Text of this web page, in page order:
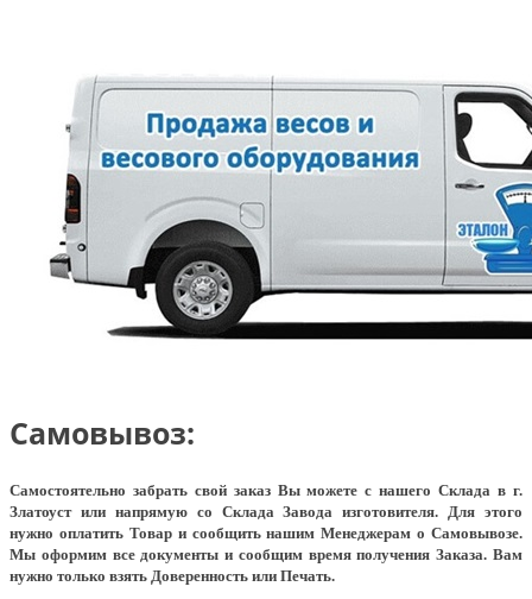
Самовывоз:
Самостоятельно забрать свой заказ Вы можете с нашего Склада в г.
Златоуст или напрямую со Склада Завода изготовителя. Для этого
нужно оплатить Товар и сообщить нашим Менеджерам о Самовывозе.
Мы оформим все документы и сообщим время получения Заказа. Вам
нужно только взять Доверенность или Печать.